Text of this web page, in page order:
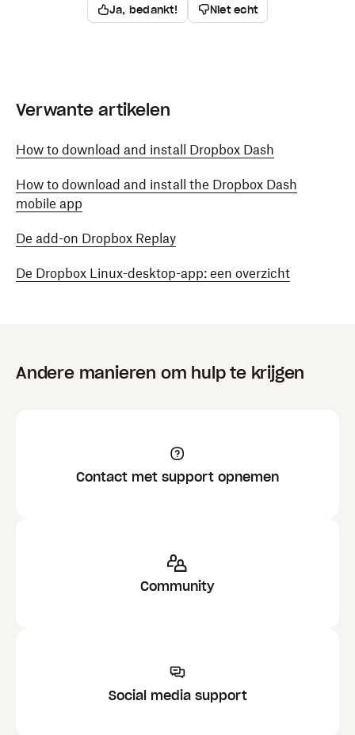
hoger plaatsen op je pagina met zoekresultaten.
browsergeschiedenis nooit.
Ontdek welk besturingssysteem je momenteel
Een iPhone of iPad die voor het vereiste
besturingssysteem kan uitvoeren.
Download de nieuwste versie van de app.
Ja, bedankt! Niet echt
Verwante artikelen
How to download and install Dropbox Dash
How to download and install the Dropbox Dash
mobile app
De add-on Dropbox Replay
De Dropbox Linux-desktop-app: een overzicht
Andere manieren om hulp te krijgen
Contact met support opnemen
Community
Social media support